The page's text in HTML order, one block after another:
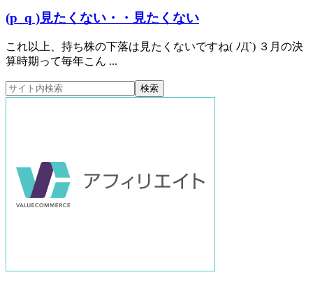
(p_q )見たくない・・見たくない
これ以上、持ち株の下落は見たくないですね( ﾉД`) ３月の決
算時期って毎年こん ...